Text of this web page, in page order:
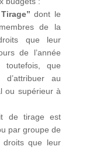
dont le
de la
que leur
de l’année
toutefois, que
d’attribuer au
ou supérieur à
de tirage est
par groupe de
que leur